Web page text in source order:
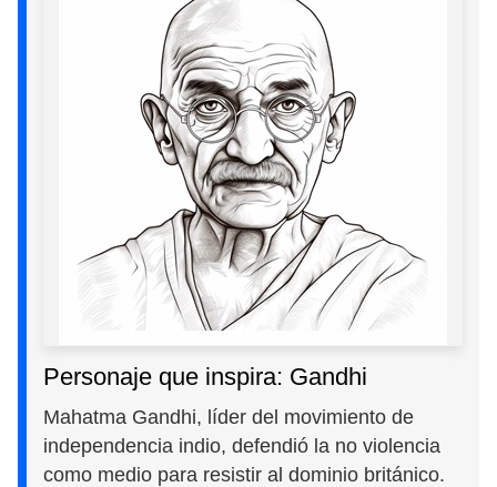
Personaje que inspira: Gandhi
Mahatma Gandhi, líder del movimiento de
independencia indio, defendió la no violencia
como medio para resistir al dominio británico.